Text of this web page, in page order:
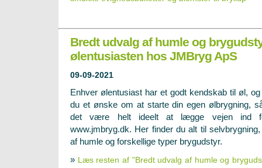
Bredt udvalg af humle og
ølentusiasten hos JMBryg ApS
09-09-2021
Enhver ølentusiast har et godt kendskab til øl,
du et ønske om at starte din egen ølbrygning,
det være helt ideelt at lægge vejen ind
www.jmbryg.dk. Her finder du alt til
af humle og forskellige typer brygudstyr.
» Læs resten af "Bredt udvalg af humle og